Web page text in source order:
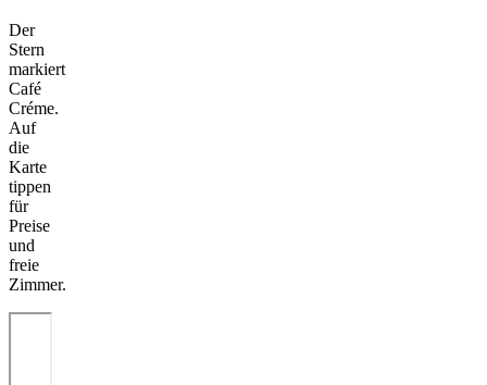
Der
Stern
markiert
Café
Créme.
Auf
die
Karte
tippen
für
Preise
und
freie
Zimmer.